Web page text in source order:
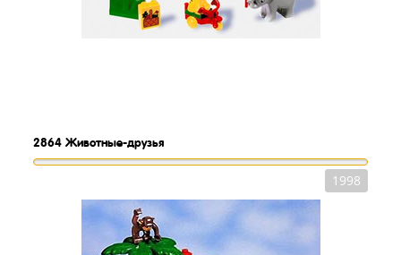
2864 Животные-друзья
1998